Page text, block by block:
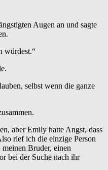
Augen an und sagte
würdest.“
selbst wenn die ganze
aber Emily hatte Angst, dass
rief ich die einzige Person
Bruder, einen
bei der Suche nach ihr